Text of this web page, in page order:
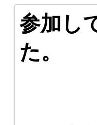
参加し
た。